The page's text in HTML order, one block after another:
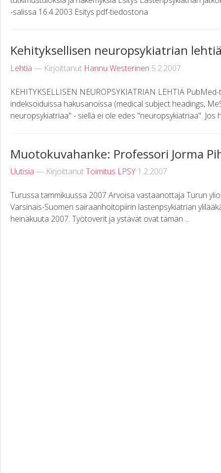
-salissa 16.4.2003 Esitys pdf-tiedostona
Kehityksellisen neuropsykiatrian
Lehtiä — Kirjoittanut Hannu Westerinen 5.2.2007
KEHITYKSELLISEN NEUROPSYKIATRIAN LEHTIÄ
indeksoiduissa hakusanoissa (medical subject headings,
neuropsykiatriaa" - siellä ei ole edes "neuropsykiatriaa". Jos
Muotokuvahanke: Professori Jorma
Uutisia — KirjoittanutToimitus LPSY 1.2.2007
Turussa tammikuussa 2007 Arvoisa vastaanottaja Turun
Varsinais-Suomen sairaanhoitopiirin lastenpsykiatrian
heinäkuuta 2007. Työtoverit ja ystävät ovat tämän ...